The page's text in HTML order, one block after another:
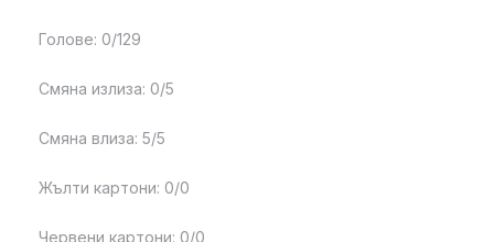
Голове: 0/129
Смяна излиза: 0/5
Смяна влиза: 5/5
Жълти картони: 0/0
Червени картони: 0/0